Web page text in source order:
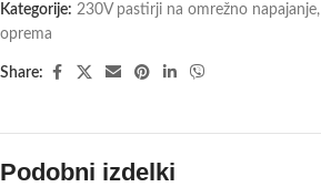
Kategorije: 230V pastirji na omrežno napajanje,
oprema
Share:
Podobni izdelki